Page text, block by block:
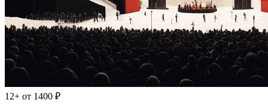
12+ от 1400 ₽